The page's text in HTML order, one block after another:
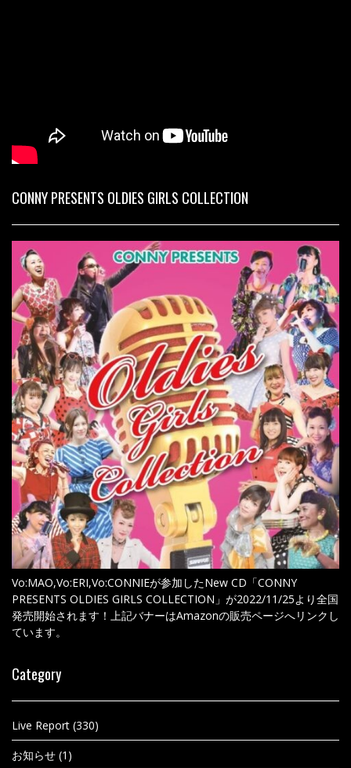
CONNY PRESENTS OLDIES GIRLS COLLECTION
Vo:MAO,Vo:ERI,Vo:CONNIEが参加したNew CD「CONNY
PRESENTS OLDIES GIRLS COLLECTION」が2022/11/25より全国
発売開始されます！上記バナーはAmazonの販売ページへリンクし
ています。
Category
Live Report (330)
お知らせ (1)